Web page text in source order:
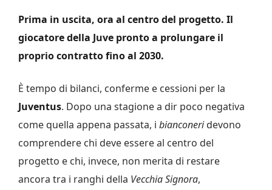
Prima in uscita, ora al centro del progetto. Il
giocatore della Juve pronto a prolungare il
proprio contratto fino al 2030.
È tempo di bilanci, conferme e cessioni per la
Juventus. Dopo una stagione a dir poco negativa
come quella appena passata, i bianconeridevono
comprendere chi deve essere al centro del
progetto e chi, invece, non merita di restare
ancora tra i ranghi della Vecchia Signora,